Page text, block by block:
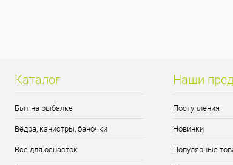
Каталог
Быт на рыбалке
Вёдра, канистры, баночки
Всё для оснасток
Наши
Поступления
Новинки
Популярные